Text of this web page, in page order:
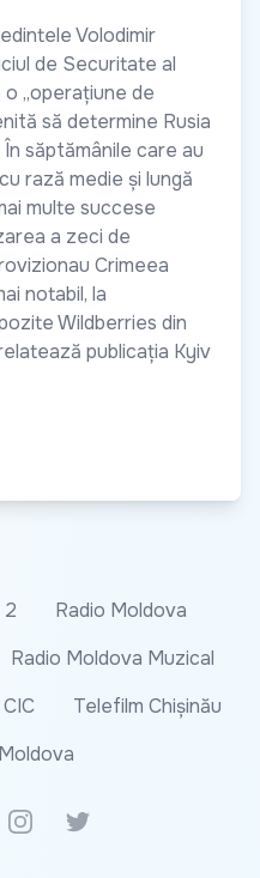
Volodimir
de Securitate al
„operațiune de
să determine Rusia
În săptămânile care au
rază medie și lungă
multe succese
a zeci de
Crimeea
notabil, la
Wildberries din
publicația Kyiv
2
Radio Moldova
Radio Moldova Muzical
CIC
Telefilm Chișinău
InstagramTwitter